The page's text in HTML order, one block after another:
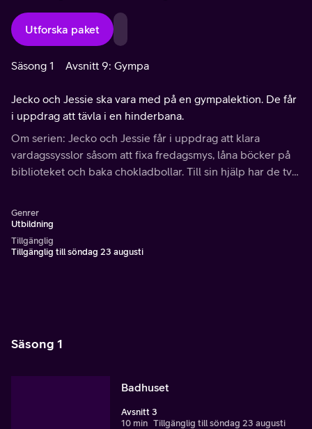
Utforska paket
Säsong 1 Avsnitt 9: Gympa
Jecko och Jessie ska vara med på en gympalektion. De får
i uppdrag att tävla i en hinderbana.
Om serien: Jecko och Jessie får i uppdrag att klara
vardagssysslor såsom att fixa fredagsmys, låna böcker på
biblioteket och baka chokladbollar. Till sin hjälp har de två
Genrer
Utbildning
Tillgänglig
Tillgänglig till söndag 23 augusti
Säsong 1
Badhuset
Avsnitt 3
10 min Tillgänglig till söndag 23 augusti